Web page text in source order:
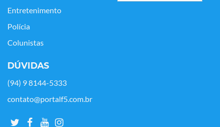
Entretenimento
Polícia
Colunistas
DÚVIDAS
(94) 9 8144-5333
contato@portalf5.com.br